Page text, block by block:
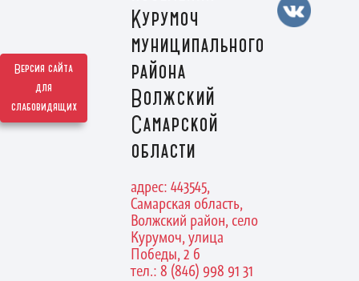
Версия сайта
для
слабовидящих
Курумоч
муниципального
района
Волжский
Самарской
области
адрес: 443545,
Самарская область,
Волжский район, село
Курумоч, улица
Победы, 2 б
тел.: 8 (846) 998 91 31